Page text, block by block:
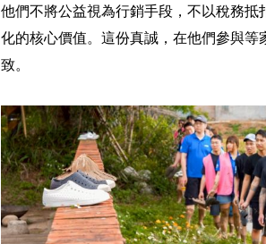
他們不將公益視為行銷手段，不以稅務
化的核心價值。這份真誠，在他們參與等
致。